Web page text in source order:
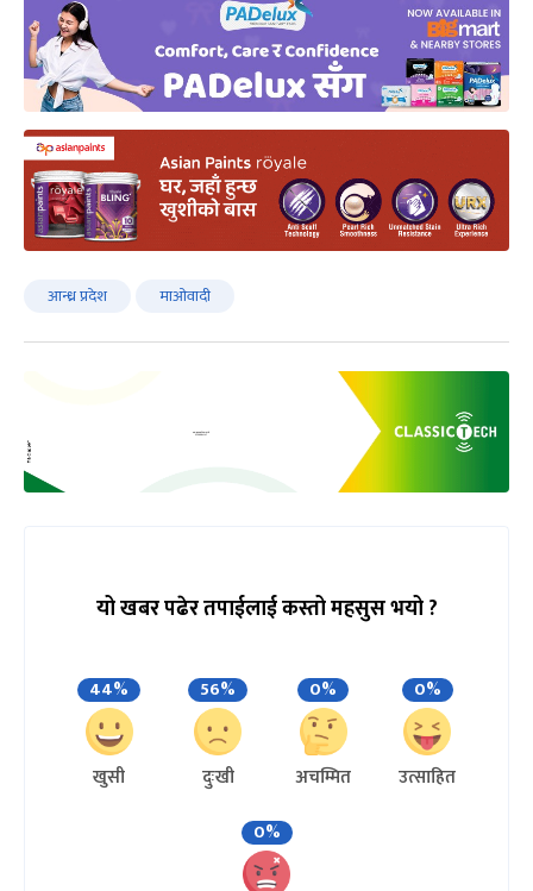
आन्ध्र प्रदेश माओवादी
यो खबर पढेर तपाईलाई कस्तो महसुस भयो ?
44%
खुसी
56%
दुःखी
0%
अचम्मित
0%
उत्साहित
0%